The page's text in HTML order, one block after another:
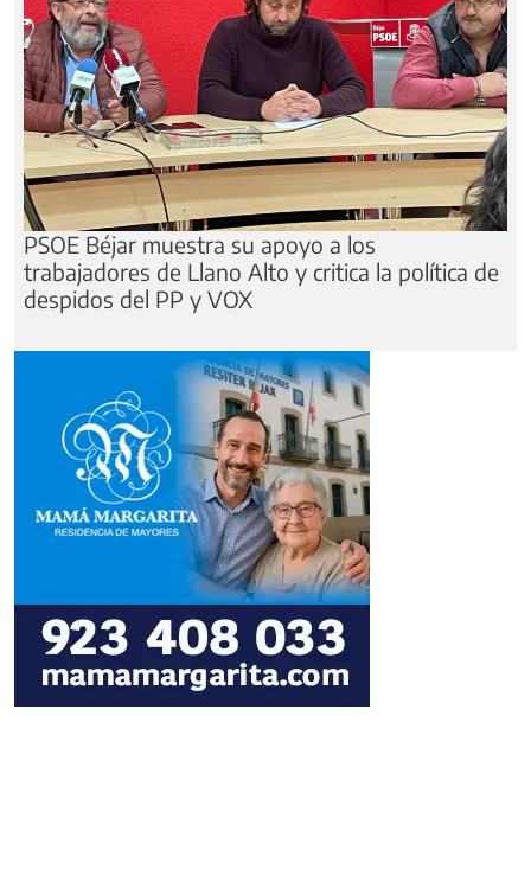
PSOE Béjar muestra su apoyo a los
trabajadores de Llano Alto y critica la política de
despidos del PP y VOX